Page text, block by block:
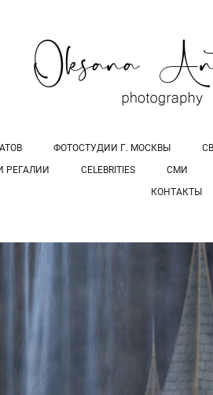
ФОТОСТУДИИ Г. МОСКВЫ
РЕГАЛИИ
CELEBRITIES СМИ
КОНТАКТЫ